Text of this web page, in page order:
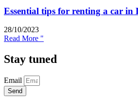
Essential tips for renting a car in
28/10/2023
Read More "
Stay tuned
Email
Send